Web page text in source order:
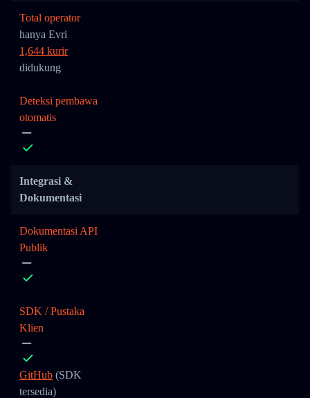
Total operator
hanya Evri
1,644 kurir
didukung
Deteksi pembawa
otomatis
Integrasi &
Dokumentasi
Dokumentasi API
Publik
SDK / Pustaka
Klien
GitHub (SDK
tersedia)